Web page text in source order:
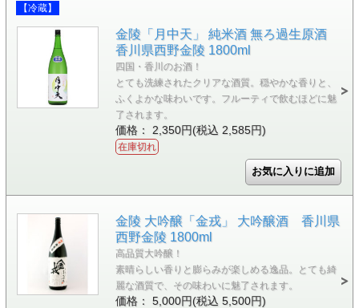
【冷蔵】
金陵「月中天」 純米酒 無ろ過生原酒
香川県西野金陵 1800ml
四国・香川のお酒！
とても洗練されたクリアな酒質。穏やかな香りと、
ふくよかな味わいです。フルーティで飲むほどに魅
了されます。
価格： 2,350円(税込 2,585円)
在庫切れ
金陵 大吟醸「金戎」 大吟醸酒 香川県
西野金陵 1800ml
高品質大吟醸！
素晴らしい香りと膨らみが楽しめる逸品。とても綺
麗な酒質で、その味わいに魅了されます。
価格： 5,000円(税込 5,500円)